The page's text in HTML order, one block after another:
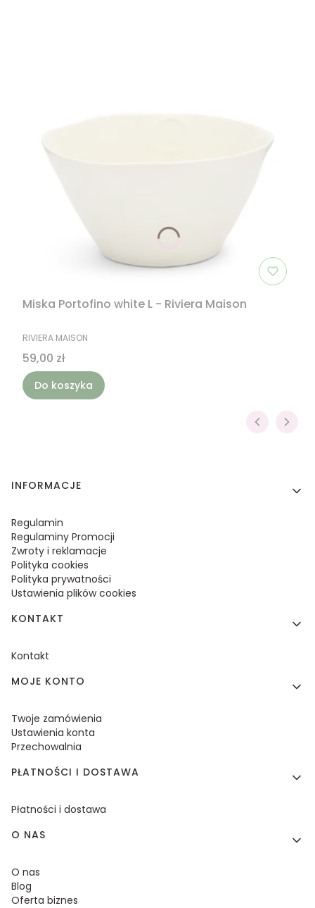
Miska Portofino white L - Riviera Maison
PRODUCENT
RIVIERA MAISON
Cena
59,00 zł
Do koszyka
Linki w stopce
INFORMACJE
Regulamin
Regulaminy Promocji
Zwroty i reklamacje
Polityka cookies
Polityka prywatności
Ustawienia plików cookies
KONTAKT
Kontakt
MOJE KONTO
Twoje zamówienia
Ustawienia konta
Przechowalnia
PŁATNOŚCI I DOSTAWA
Płatności i dostawa
O NAS
O nas
Blog
Oferta biznes